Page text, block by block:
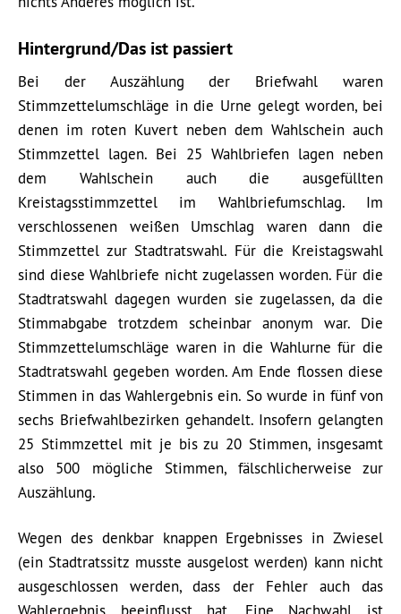
Hintergrund/Das ist passiert
Bei der Auszählung der Briefwahl waren
Stimmzettelumschläge in die Urne gelegt worden, bei
denen im roten Kuvert neben dem Wahlschein auch
Stimmzettel lagen. Bei 25 Wahlbriefen lagen neben
dem Wahlschein auch die ausgefüllten
Kreistagsstimmzettel im Wahlbriefumschlag. Im
verschlossenen weißen Umschlag waren dann die
Stimmzettel zur Stadtratswahl. Für die Kreistagswahl
sind diese Wahlbriefe nicht zugelassen worden. Für die
Stadtratswahl dagegen wurden sie zugelassen, da die
Stimmabgabe trotzdem scheinbar anonym war. Die
Stimmzettelumschläge waren in die Wahlurne für die
Stadtratswahl gegeben worden. Am Ende flossen diese
Stimmen in das Wahlergebnis ein. So wurde in fünf von
sechs Briefwahlbezirken gehandelt. Insofern gelangten
25 Stimmzettel mit je bis zu 20 Stimmen, insgesamt
also 500 mögliche Stimmen, fälschlicherweise zur
Auszählung.
Wegen des denkbar knappen Ergebnisses in Zwiesel
(ein Stadtratssitz musste ausgelost werden) kann nicht
ausgeschlossen werden, dass der Fehler auch das